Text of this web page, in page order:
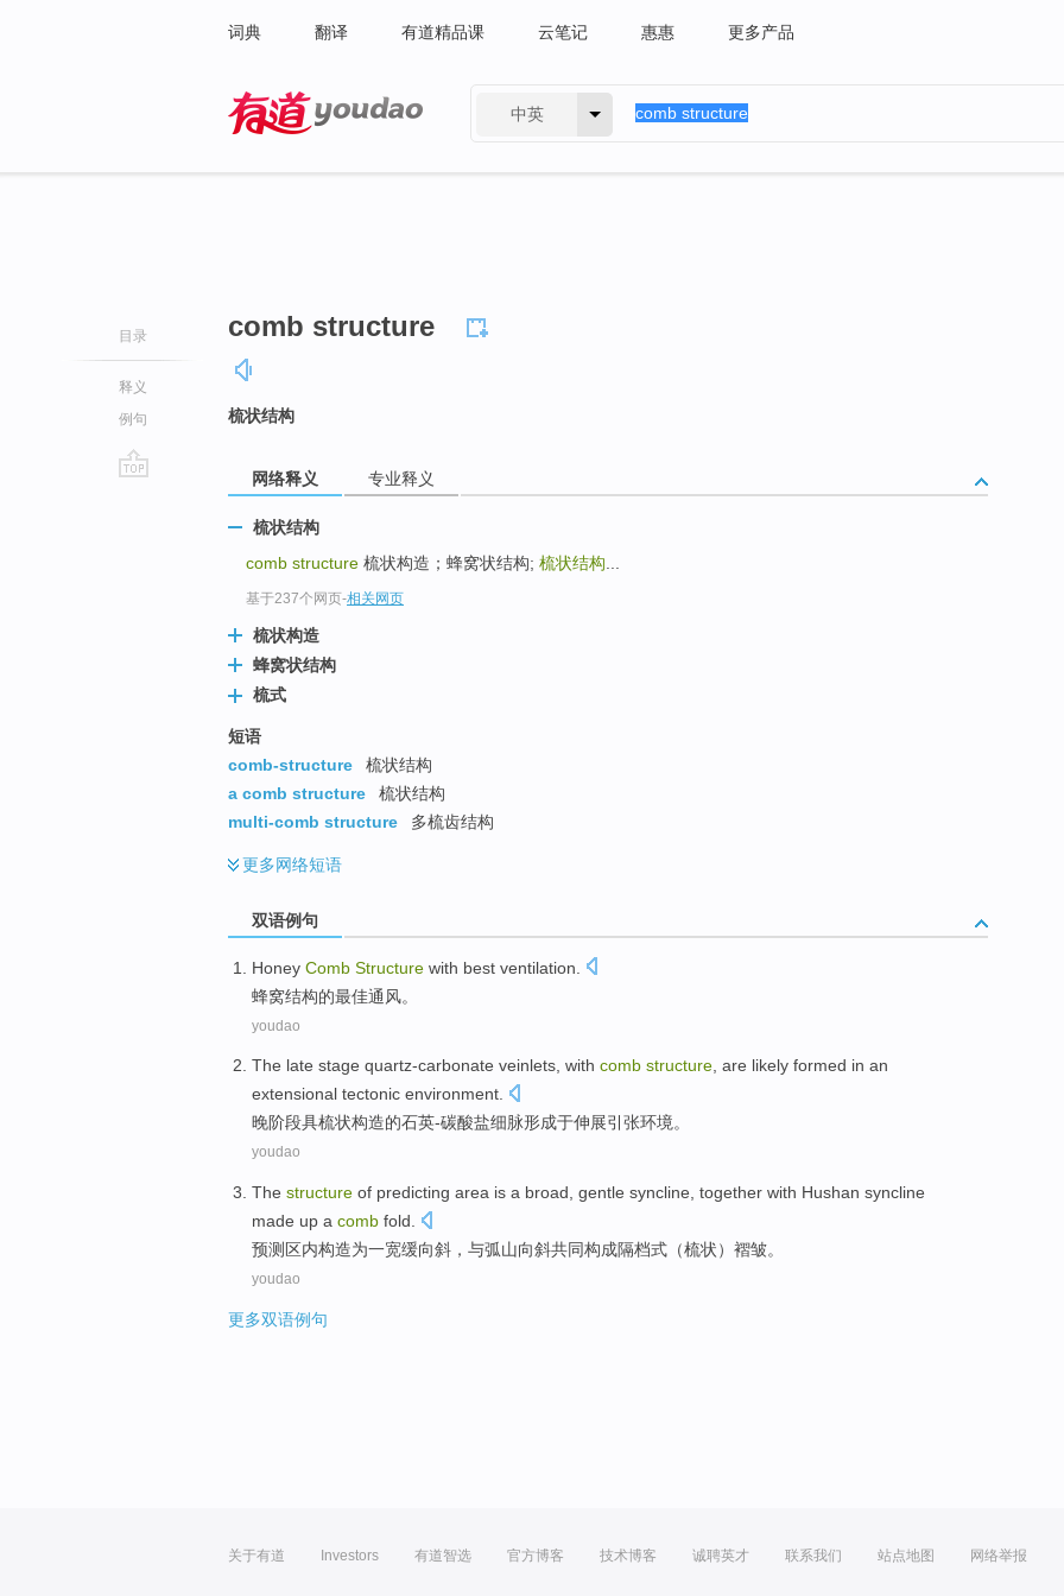
词典 翻译 有道精品课 云笔记 惠惠 更多产品
中英
目录
释义
例句
comb structure
梳状结构
网络释义 专业释义
梳状结构
comb structure 梳状构造；蜂窝状结构; 梳状结构
基于237个网页-相关网页
梳状构造
蜂窝状结构
梳式
短语
comb-structure
梳状结构
a comb structure
梳状结构
multi-comb structure
多梳齿结构
更多网络短语
双语例句
Honey Comb Structure with best ventilation
蜂窝结构的最佳通风。
youdao
The late stage quartz-carbonate veinlets, with comb structure, are likely formed in an
extensional tectonic environment.
晚阶段具梳状构造的石英-碳酸盐细脉形成于伸展引张环境。
youdao
The structure of predicting area is a broad , gentle syncline together with Hushan syncline
made up a comb fold
预测 区内构造为一宽缓向斜 ， 与弧山向斜共同构成隔档式（梳状） 褶皱。
youdao
更多双语例句
关于有道 Investors 有道智选 官方博客 技术博客 诚聘英才 联系我们 站点地图 网络举报